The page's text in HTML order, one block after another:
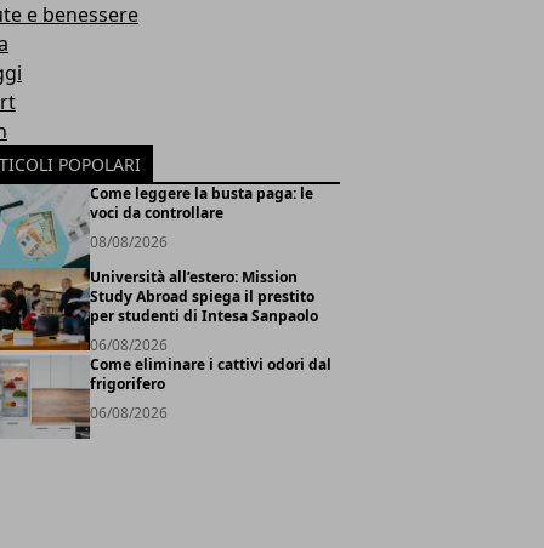
e benessere
POPOLARI
Come leggere la busta paga: le
voci da controllare
08/08/2026
Università all’estero: Mission
Study Abroad spiega il prestito
per studenti di Intesa Sanpaolo
06/08/2026
Come eliminare i cattivi odori dal
frigorifero
06/08/2026